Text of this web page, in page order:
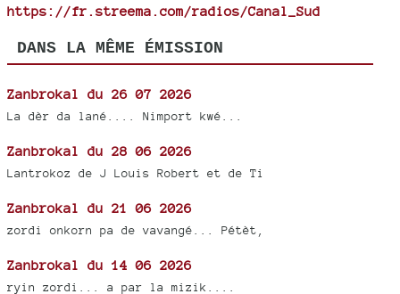
https://fr.streema.com/radios/Canal_Sud
DANS LA MÊME ÉMISSION
Zanbrokal du 26 07 2026
La dèr da lané.... Nimport kwé...
Zanbrokal du 28 06 2026
Lantrokoz de J Louis Robert et de Ti
Zanbrokal du 21 06 2026
zordi onkorn pa de vavangé... Pétèt,
Zanbrokal du 14 06 2026
ryin zordi... a par la mizik....